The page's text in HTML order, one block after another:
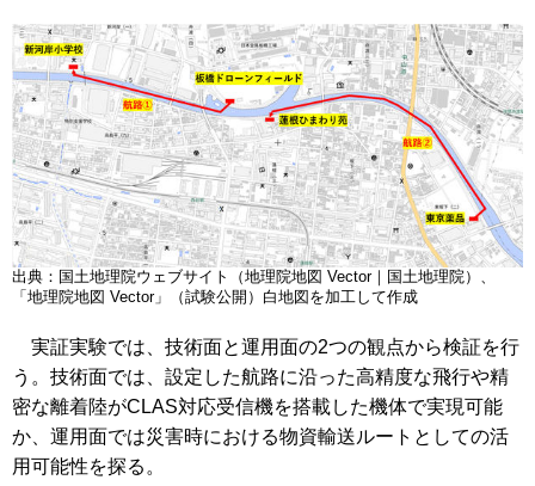
出典：国土地理院ウェブサイト（地理院地図 Vector｜国土地理院）、
「地理院地図 Vector」（試験公開）白地図を加工して作成
実証実験では、技術面と運用面の2つの観点から検証を行
う。技術面では、設定した航路に沿った高精度な飛行や精
密な離着陸がCLAS対応受信機を搭載した機体で実現可能
か、運用面では災害時における物資輸送ルートとしての活
用可能性を探る。